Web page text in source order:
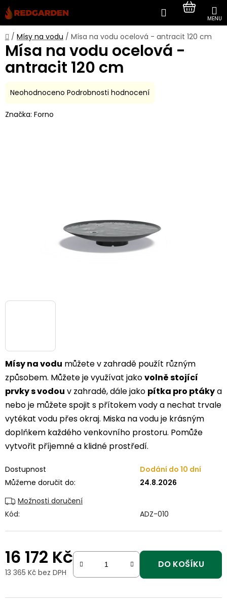
Přejít
na
obsah
Hledat
KOŠÍK
Domů
/ Mísy na vodu / Mísa na vodu ocelová - antracit 120 cm
Mísy na vodu můžete v zahradě použít různým
způsobem. Můžete je využívat jakovolně stojící
prvky s vodou v zahradě, dále jako pítka pro ptákya
nebo je můžete spojit s přítokem vody a nechat trvale
vytékat vodu přes okraj. Miska na vodu je krásným
doplňkem každého venkovního prostoru. Pomůže
vytvořit příjemné a klidné prostředí.
Dostupnost
Dodání do 10 dní
Můžeme doručit do:
24.8.2026
Možnosti doručení
Kód:
ADZ-010
16 172 Kč
13 365 Kč bez DPH
DO KOŠÍKU
Mísa na vodu ocelová -
antracit 120 cm
Průměrné
produktu
Neohodnoceno Podrobnosti hodnocení
Značka: Forno